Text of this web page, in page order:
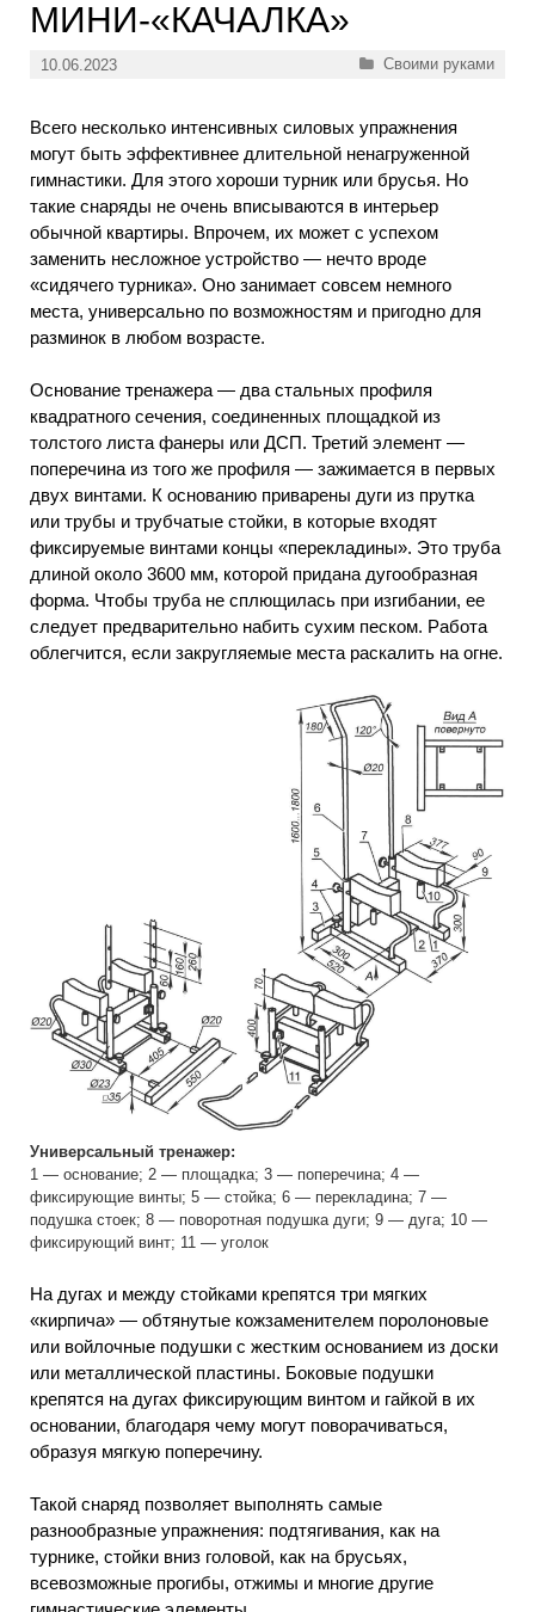
МИНИ-«КАЧАЛКА»
10.06.2023 Рубрики
Своими руками
Всего несколько интенсивных силовых упражнения
могут быть эффективнее длительной ненагруженной
гимнастики. Для этого хороши турник или брусья. Но
такие снаряды не очень вписываются в интерьер
обычной квартиры. Впрочем, их может с успехом
заменить несложное устройство — нечто вроде
«сидячего турника». Оно занимает совсем немного
места, универсально по возможностям и пригодно для
разминок в любом возрасте.
Основание тренажера — два стальных профиля
квадратного сечения, соединенных площадкой из
толстого листа фанеры или ДСП. Третий элемент —
поперечина из того же профиля — зажимается в первых
двух винтами. К основанию приварены дуги из прутка
или трубы и трубчатые стойки, в которые входят
фиксируемые винтами концы «перекладины». Это труба
длиной около 3600 мм, которой придана дугообразная
форма. Чтобы труба не сплющилась при изгибании, ее
следует предварительно набить сухим песком. Работа
облегчится, если закругляемые места раскалить на огне.
Универсальный тренажер:
1 — основание; 2 — площадка; 3 — поперечина; 4 —
фиксирующие винты; 5 — стойка; 6 — перекладина; 7 —
подушка стоек; 8 — поворотная подушка дуги; 9 — дуга; 10 —
фиксирующий винт; 11 — уголок
На дугах и между стойками крепятся три мягких
«кирпича» — обтянутые кожзаменителем поролоновые
или войлочные подушки с жестким основанием из доски
или металлической пластины. Боковые подушки
крепятся на дугах фиксирующим винтом и гайкой в их
основании, благодаря чему могут поворачиваться,
образуя мягкую поперечину.
Такой снаряд позволяет выполнять самые
разнообразные упражнения: подтягивания, как на
турнике, стойки вниз головой, как на брусьях,
всевозможные прогибы, отжимы и многие другие